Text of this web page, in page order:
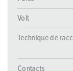
Volt
Technique de
Contacts